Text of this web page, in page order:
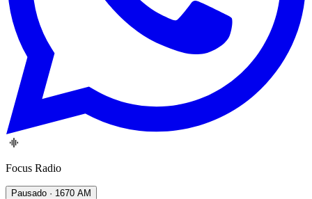
Focus Radio
Pausado · 1670 AM